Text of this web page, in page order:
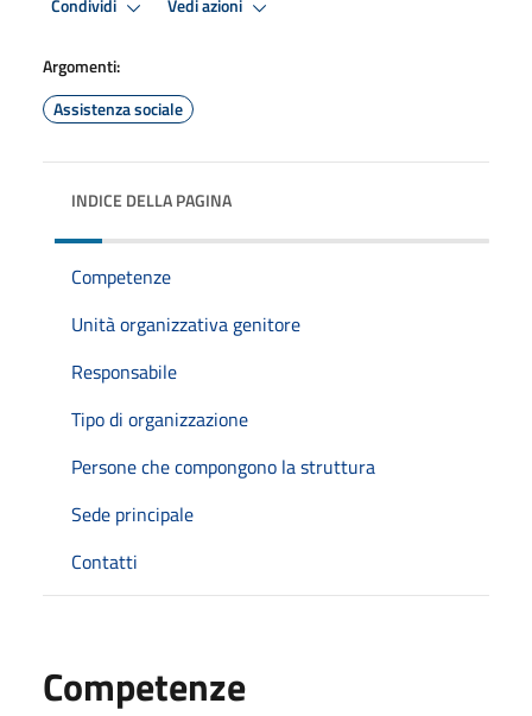
Condividi Vedi azioni
Argomenti:
Assistenza sociale
INDICE DELLA PAGINA
Competenze
Unità organizzativa genitore
Responsabile
Tipo di organizzazione
Persone che compongono la struttura
Sede principale
Contatti
Competenze